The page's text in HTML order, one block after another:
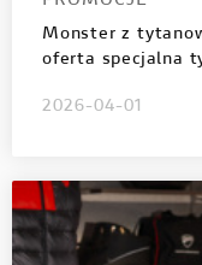
Monster z
oferta specjalna
2026-04-01